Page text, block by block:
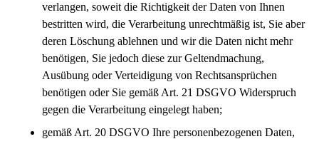
verlangen, soweit die Richtigkeit der Daten von Ihnen
bestritten wird, die Verarbeitung unrechtmäßig ist, Sie aber
deren Löschung ablehnen und wir die Daten nicht mehr
benötigen, Sie jedoch diese zur Geltendmachung,
Ausübung oder Verteidigung von Rechtsansprüchen
benötigen oder Sie gemäß Art. 21 DSGVO Widerspruch
gegen die Verarbeitung eingelegt haben;
gemäß Art. 20 DSGVO Ihre personenbezogenen Daten,